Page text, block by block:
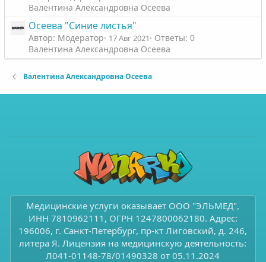
Валентина Александровна Осеева
Осеева "Синие листья"
Автор: Модератор 17 Авг 2021
Ответы: 0
Валентина Александровна Осеева
Валентина Александровна Осеева
Медицинские услуги оказывает ООО "ЭЛЬМЕД",
ИНН 7810962111, ОГРН 1247800062180. Адрес:
196006, г. Санкт-Петербург, пр-кт Лиговский, д. 246,
литера Я. Лицензия на медицинскую деятельность:
Л041-01148-78/01490328 от 05.11.2024